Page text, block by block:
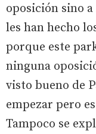
oposición sino
les han hecho
porque este
ninguna
visto bueno de
empezar pero
Tampoco se